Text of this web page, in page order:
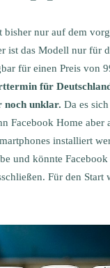
bisher nur auf dem
ist das Modell nur für
für einen Preis von
für
noch unklar. Da es
Facebook Home aber
installiert
und könnte
Für den Start